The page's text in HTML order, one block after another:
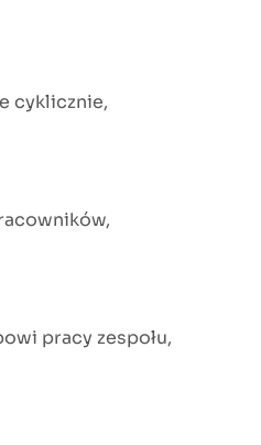
cyklicznie,
pracy zespołu,